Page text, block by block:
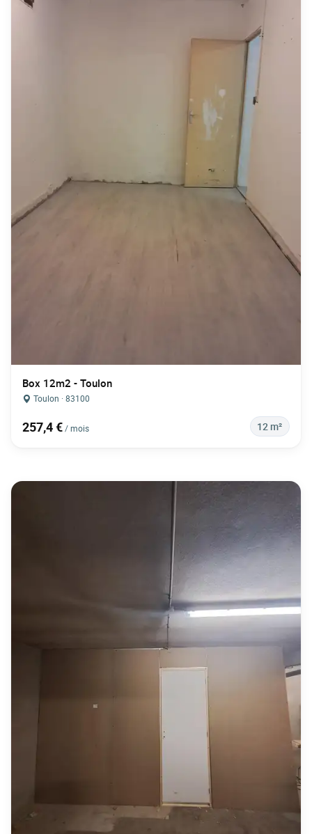
Box 12m2 - Toulon
Toulon · 83100
257,4 €/ mois 12 m²